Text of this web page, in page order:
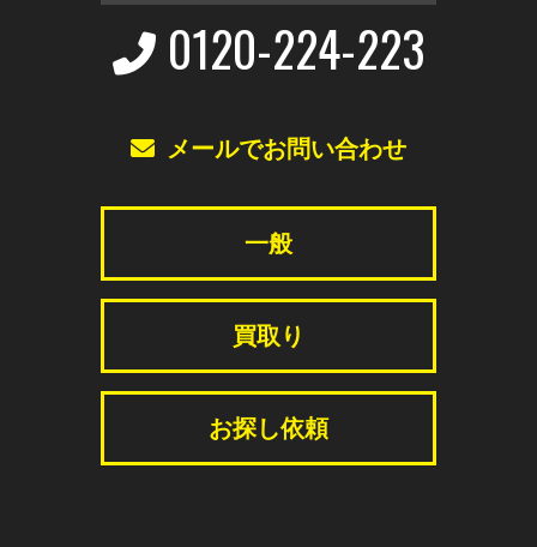
0120-224-223
メールでお問い合わせ
一般
買取り
お探し依頼